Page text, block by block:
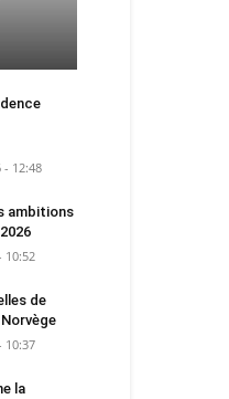
- 12:48
ambitions
10:52
de
10:37
la